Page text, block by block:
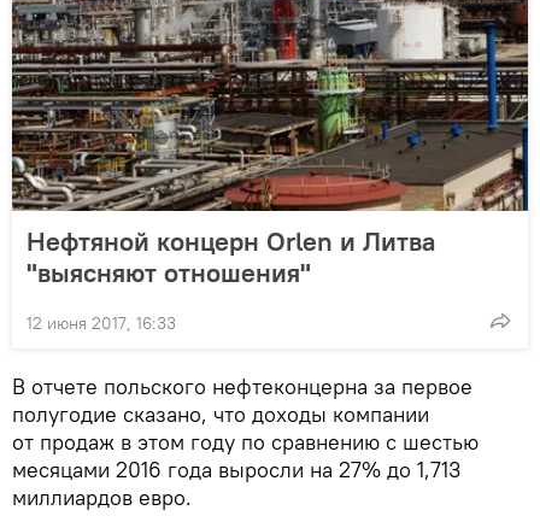
Нефтяной концерн Orlen и Литва
"выясняют отношения"
12 июня 2017, 16:33
В отчете польского нефтеконцерна за первое
полугодие сказано, что доходы компании
от продаж в этом году по сравнению с шестью
месяцами 2016 года выросли на 27% до 1,713
миллиардов евро.